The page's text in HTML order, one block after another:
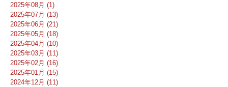
2025年08月 (1)
2025年07月 (13)
2025年06月 (21)
2025年05月 (18)
2025年04月 (10)
2025年03月 (11)
2025年02月 (16)
2025年01月 (15)
2024年12月 (11)